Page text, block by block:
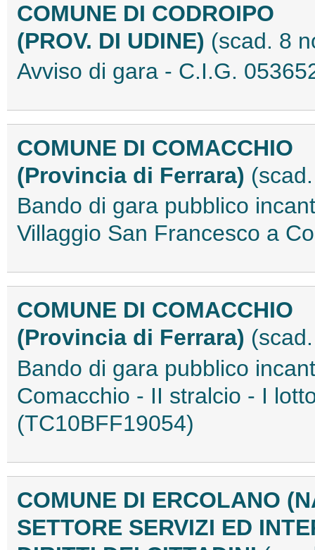
COMUNE DI CODROIPO
(PROV. DI UDINE) (scad. 8
Avviso di gara - C.I.G.
COMUNE DI COMACCHIO
(Provincia di Ferrara)
Bando di gara pubblico
Villaggio San Francesco a
COMUNE DI COMACCHIO
(Provincia di Ferrara)
Bando di gara pubblico
Comacchio - II stralcio - I
(TC10BFF19054)
COMUNE DI ERCOLANO
SETTORE SERVIZI ED